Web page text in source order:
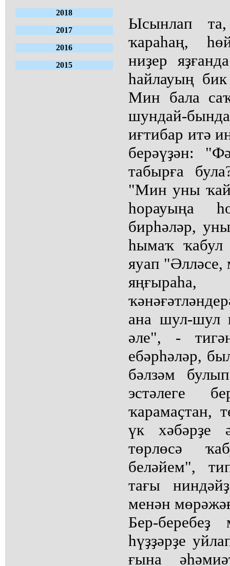
2018
2017
2016
2015
Ысынлап та,
ҡараһаң,
ниҙер
һайлауың
Мин бала
шундай-
иғтибар итә
берәүҙән:
табырға
"Мин уны
һорауыңа
бирһәләр,
һымаҡ
яуап
ана шул-шул
әле", -
ебәрһәләр,
бәлзәм
эстәлеге
ҡарамаҫтан,
үк хәбәрҙе
төрлөсә
беләйем",
тағы
менән
Бер-беребеҙ
һүҙҙәрҙе
ғына